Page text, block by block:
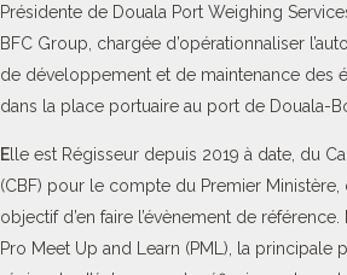
Présidente de Douala Port Weighing
BFC Group, chargée d’opérationnaliser
de développement et de maintenance des
dans la place portuaire au port de Douala-
E lle est Régisseur depuis 2019 à date, du
(CBF) pour le compte du Premier
objectif d’en faire l’évènement de
Pro Meet Up and Learn (PML), la principale